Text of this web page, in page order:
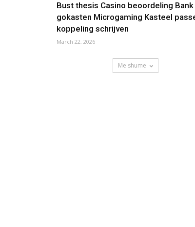
Bust thesis Casino beoordeling Bank
gokasten Microgaming Kasteel
koppeling schrijven
March 22, 2026
Me shume